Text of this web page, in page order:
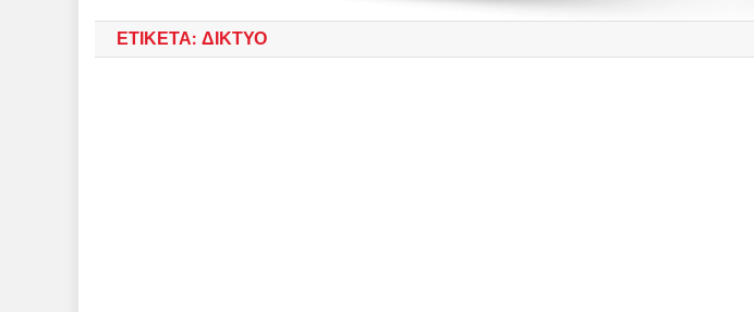
ΕΤΙΚΈΤΑ: ΔΊΚΤΥΟ